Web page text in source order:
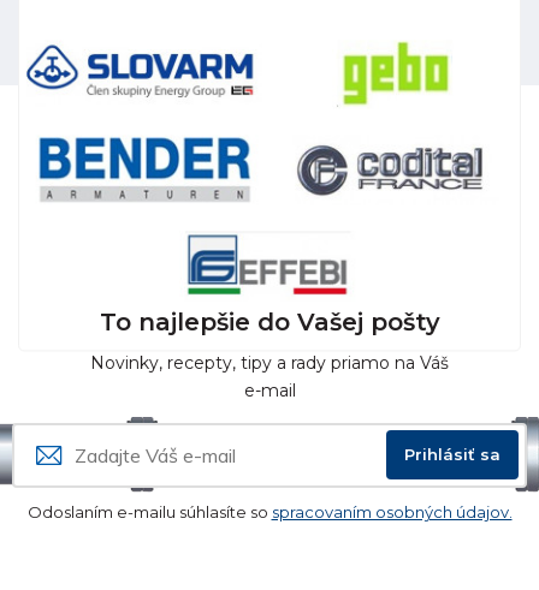
To najlepšie do Vašej pošty
Novinky, recepty, tipy a rady priamo na Váš
e-mail
Prihlásiť sa
Odoslaním e-mailu súhlasíte so spracovaním osobných údajov.